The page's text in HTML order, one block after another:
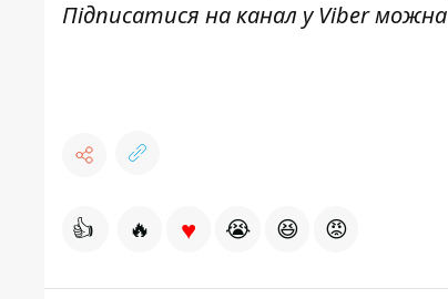
Підписатися на канал у Viber можна
👍 🔥 ♥ 😭 😆 😡